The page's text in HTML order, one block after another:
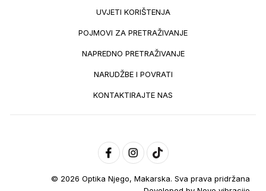
UVJETI KORIŠTENJA
POJMOVI ZA PRETRAŽIVANJE
NAPREDNO PRETRAŽIVANJE
NARUDŽBE I POVRATI
KONTAKTIRAJTE NAS
© 2026 Optika Njego, Makarska. Sva prava pridržana